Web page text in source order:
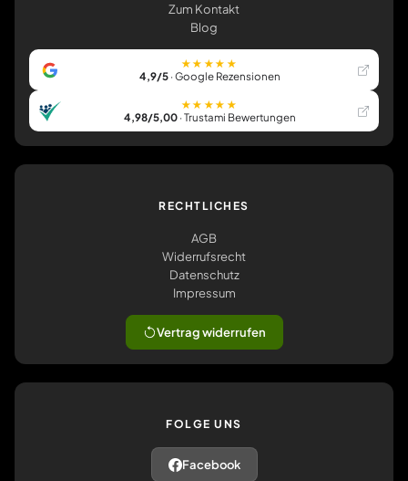
Zum Kontakt
Blog
★★★★★
4,9/5· Google Rezensionen
★★★★★
4,98/5,00· Trustami Bewertungen
RECHTLICHES
AGB
Widerrufsrecht
Datenschutz
Impressum
Vertrag widerrufen
FOLGE UNS
Facebook